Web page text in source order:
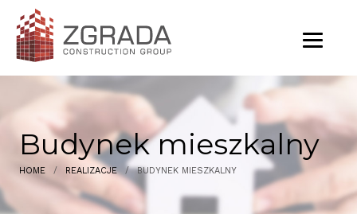
Budynek mieszkalny
HOME / REALIZACJE / BUDYNEK MIESZKALNY